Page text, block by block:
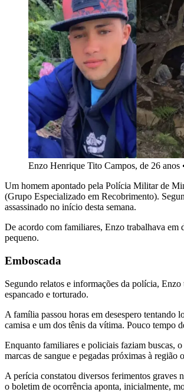
Enzo Henrique Tito Campos, de 26 anos
Um homem apontado pela Polícia Militar de
(Grupo Especializado em Recobrimento).
assassinado no início desta semana.
De acordo com familiares, Enzo trabalhava em
pequeno.
Emboscada
Segundo relatos e informações da polícia,
espancado e torturado.
A família passou horas em desespero tentando
camisa e um dos tênis da vítima. Pouco tempo
Enquanto familiares e policiais faziam buscas,
marcas de sangue e pegadas próximas à
A perícia constatou diversos ferimentos graves
o boletim de ocorrência aponta, inicialmente,